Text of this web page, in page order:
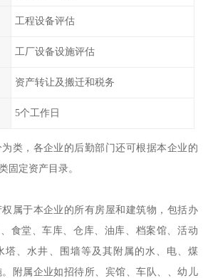
工程设备评估
工厂设备设施评估
资产转让及搬迁和税务
5个工作日
类，各企业的后勤部门还可根据本企业的
固定资产目录。
属于本企业的所有房屋和建筑物，包括办
食堂、车库、仓库、油库、档案馆、活动
塔、水井、围墙等及其附属的水、电、煤
附属企业如招待所、宾馆、车队、、幼儿